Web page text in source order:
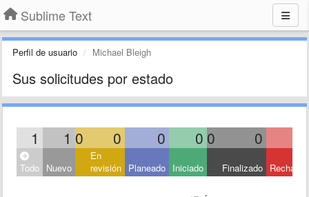
Sublime Text
Perfil de usuario Michael Bleigh
Sus solicitudes por estado
1 1 0 0 0 0 0 0
Todo Nuevo
En
revisión Planeado Iniciado Finalizado